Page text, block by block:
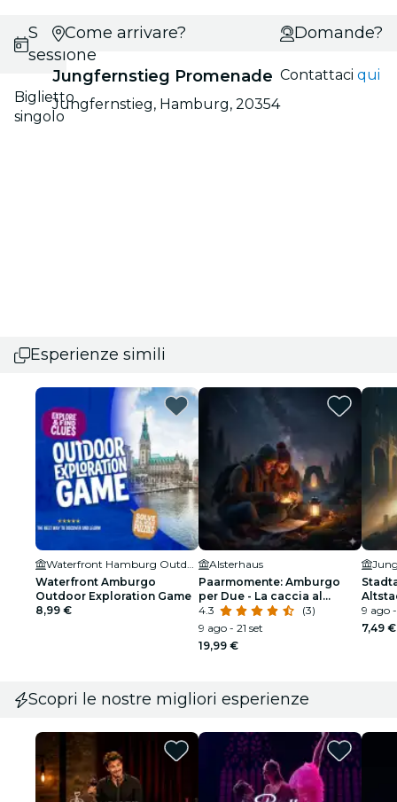
Seleziona
sessione
Biglietto
singolo
Come arrivare?
Jungfernstieg Promenade
Jungfernstieg, Hamburg, 20354
Domande?
Contattaciqui
Esperienze simili
Waterfront Hamburg Outdoor Exploration Game
Waterfront Amburgo
Outdoor Exploration Game
8,99 €
Alsterhaus
Paarmomente: Amburgo
per Due - La caccia al
tesoro
4.3
(3)
9 ago - 21 set
19,99 €
9 ago
7,49 €
Scopri le nostre migliori esperienze